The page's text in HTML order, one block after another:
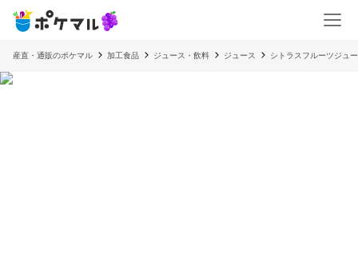
産直・通販のポケマル 加工食品 ジュース・飲料 ジュース シトラスフルーツジュ